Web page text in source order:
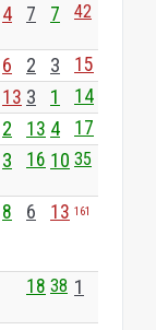
4 7 7 42
6 2 3 15
13 3 1 14
2 13 4 17
3 16 10 35
8 6 13 161
18 38 1